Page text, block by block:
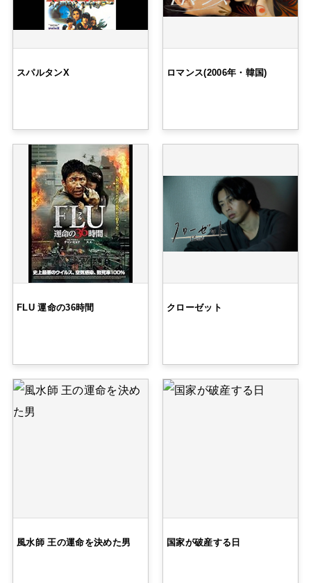
スパルタンX ロマンス(2006年・韓国)
FLU 運命の36時間 クローゼット
風水師 王の運命を決めた男 国家が破産する日